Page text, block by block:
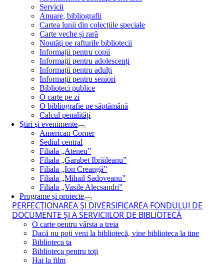
Servicii
Anuare, bibliografii
Cartea lunii din colecțiile speciale
Carte veche și rară
Noutăţi pe rafturile bibliotecii
Informații pentru copii
Informații pentru adolescenți
Informații pentru adulți
Informații pentru seniori
Biblioteci publice
O carte pe zi
O bibliografie pe săptămână
Calcul penalități
Ştiri şi evenimente
American Corner
Sediul central
Filiala „Ateneu”
Filiala „Garabet Ibrăileanu”
Filiala „Ion Creangă”
Filiala „Mihail Sadoveanu”
Filiala „Vasile Alecsandri”
Programe şi proiecte
PERFECŢIONAREA ŞI DIVERSIFICAREA FONDULUI DE
DOCUMENTE ŞI A SERVICIILOR DE BIBLIOTECĂ
O carte pentru vârsta a treia
Dacă nu poţi veni la bibliotecă, vine biblioteca la tine
Biblioteca ta
Biblioteca pentru toţi
Hai la film